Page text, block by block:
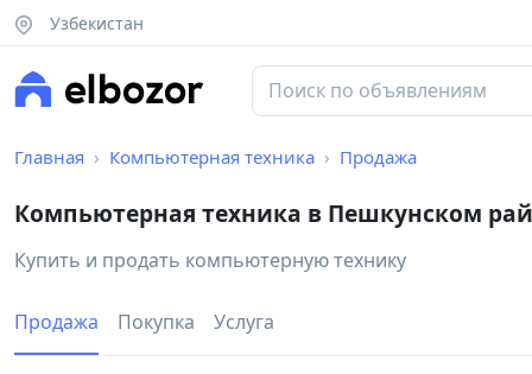
Узбекистан
Главная Компьютерная техника Продажа
Компьютерная техника в Пешкунском
Купить и продать компьютерную технику
Продажа Покупка Услуга